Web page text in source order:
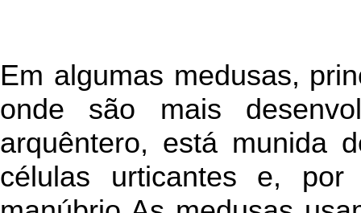
Em algumas medusas,
onde são mais
arquêntero, está munida
células urticantes e,